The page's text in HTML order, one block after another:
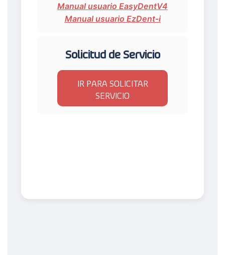
Manual usuario EasyDentV4
Manual usuario EzDent-i
Solicitud de Servicio
IR PARA SOLICITAR
SERVICIO